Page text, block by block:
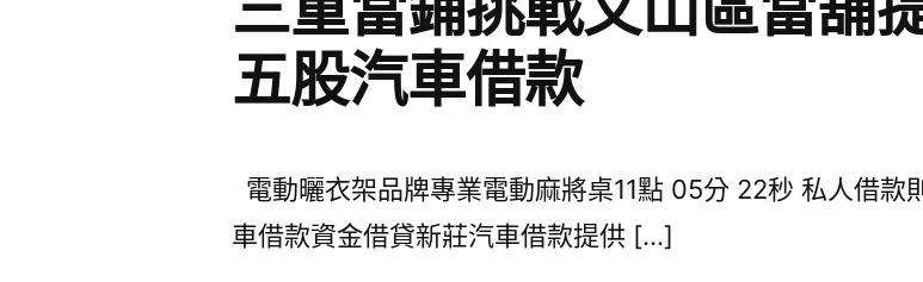
五股汽車借款
電動曬衣架品牌專業電動麻將桌11點 05分 22秒 私人借款
車借款資金借貸新莊汽車借款提供 […]